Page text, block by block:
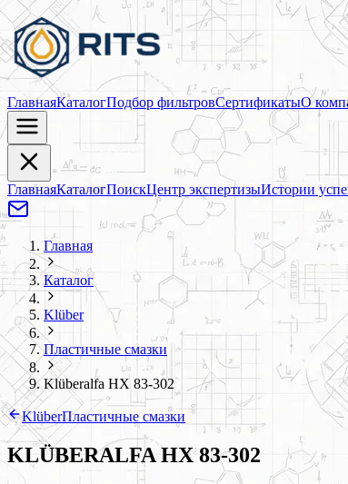
ГлавнаяКаталогПодбор фильтровСертификатыО
ГлавнаяКаталогПоискЦентр экспертизыИстории
Главная
Каталог
Klüber
Пластичные смазки
Klüberalfa HX 83-302
KlüberПластичные смазки
KLÜBERALFA HX 83-302